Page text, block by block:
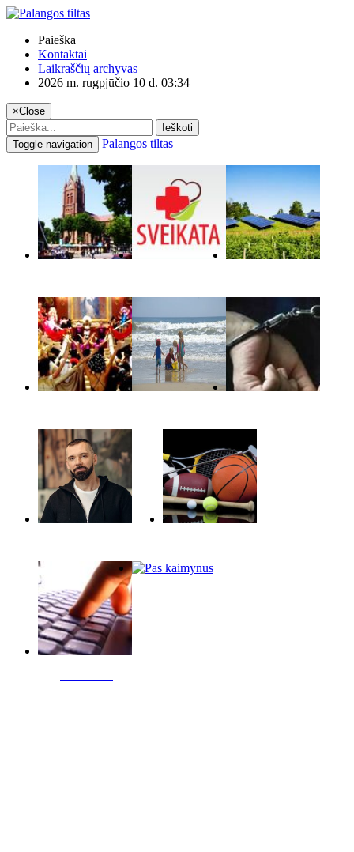
Paieška
Kontaktai
Laikraščių archyvas
2026 m. rugpjūčio 10 d. 03:34
×Close
Ieškoti
Toggle navigation
Palangos tiltas